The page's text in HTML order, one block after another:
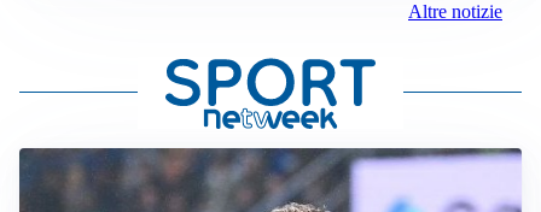
Altre notizie